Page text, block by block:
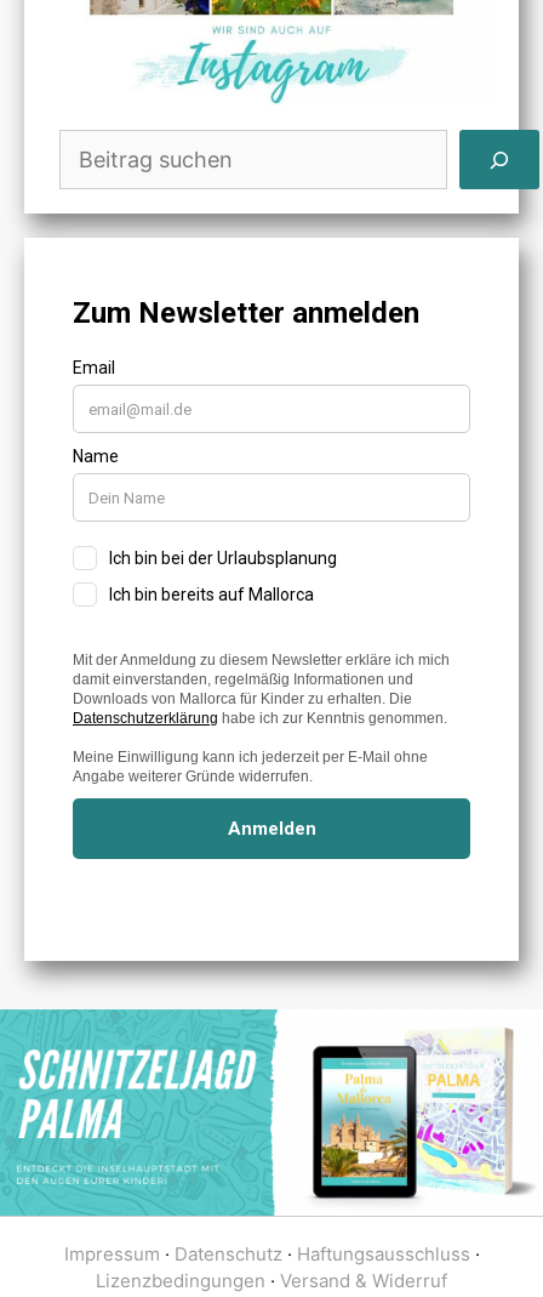
Suchen
Impressum · Datenschutz· Haftungsausschluss ·
Lizenzbedingungen · Versand & Widerruf